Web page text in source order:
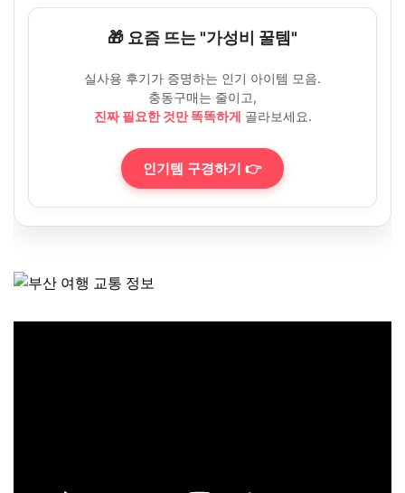
🎁 요즘 뜨는 "가성비 꿀템"
실사용 후기가 증명하는 인기 아이템 모음.
충동구매는 줄이고,
진짜 필요한 것만 똑똑하게 골라보세요.
인기템 구경하기 👉